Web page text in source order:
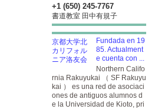
+1 (650) 245-7767
書道教室 田中有規子
Fundada en 19
85. Actualment
e cuenta con ...
Northern Califo
rnia Rakuyukai （ SF Rakuyu
kai ） es una red de asociaci
ones de antiguos alumnos d
e la Universidad de Kioto, pri